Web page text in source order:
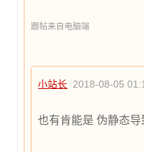
跟帖来自电脑端
小站长 2018-08-05
也有肯能是 伪静态导